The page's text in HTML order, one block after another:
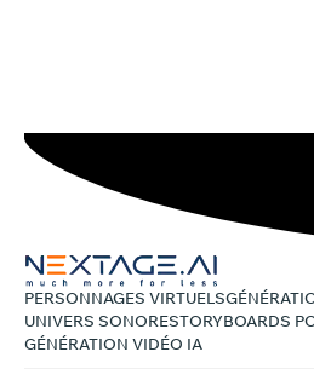
PERSONNAGES VIRTUELS
UNIVERS SONORESTORYBOARDS
GÉNÉRATION VIDÉO IA